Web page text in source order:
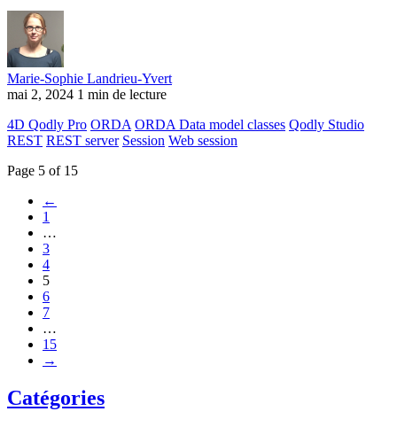
Marie-Sophie Landrieu-Yvert
mai 2, 2024 1 min de lecture
4D Qodly Pro ORDA ORDA Data model classes Qodly Studio
REST REST server Session Web session
Page 5 of 15
←
1
…
3
4
5
6
7
…
15
→
Catégories